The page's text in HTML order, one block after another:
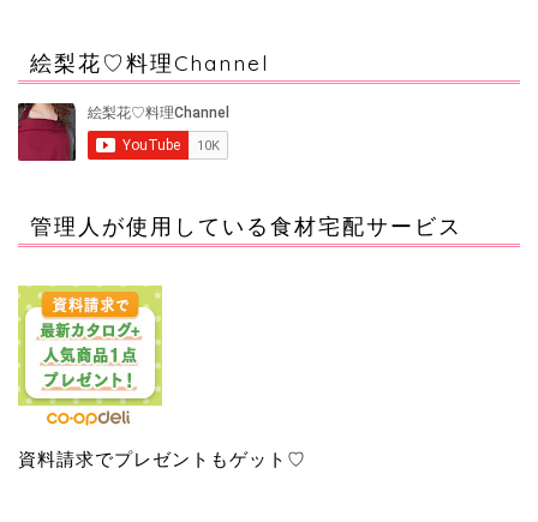
絵梨花♡料理Channel
管理人が使用している食材宅配サービス
資料請求でプレゼントもゲット♡